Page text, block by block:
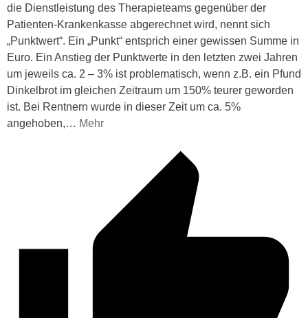
die Dienstleistung des Therapieteams gegenüber der
Patienten-Krankenkasse abgerechnet wird, nennt sich
„Punktwert“. Ein „Punkt“ entsprich einer gewissen Summe in
Euro. Ein Anstieg der Punktwerte in den letzten zwei Jahren
um jeweils ca. 2 – 3% ist problematisch, wenn z.B. ein Pfund
Dinkelbrot im gleichen Zeitraum um 150% teurer geworden
ist. Bei Rentnern wurde in dieser Zeit um ca. 5%
angehoben,… Mehr